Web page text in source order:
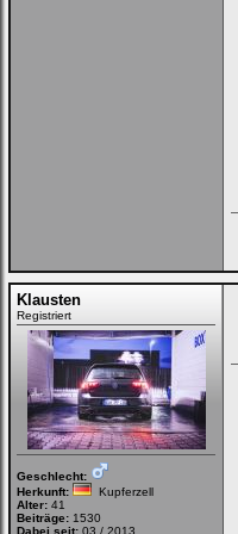
Klausten
Registriert
Geschlecht:
Herkunft:
Kupferzell
Alter: 41
Beiträge: 1530
Dabei seit: 03 / 2013